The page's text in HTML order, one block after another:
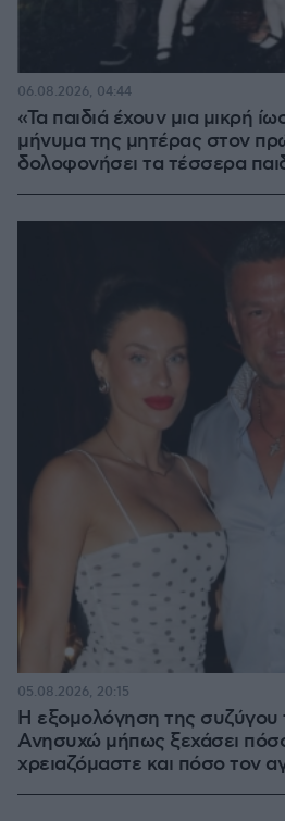
«Τα παιδιά έχουν μια μικρή
μήνυμα της μητέρας στον
δολοφονήσει τα τέσσερα
06.08.2026, 04:44
Η εξομολόγηση της
Ανησυχώ μήπως ξεχάσει
χρειαζόμαστε και πόσο τον
05.08.2026, 20:15